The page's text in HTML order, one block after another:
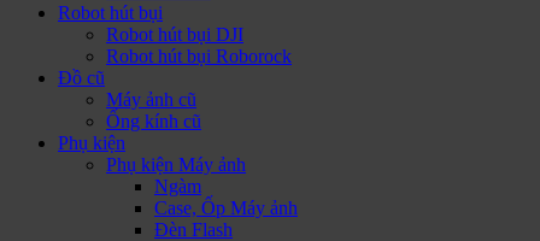
Robot hút bụi
Robot hút bụi DJI
Robot hút bụi Roborock
Đồ cũ
Máy ảnh cũ
Ống kính cũ
Phụ kiện
Phụ kiện Máy ảnh
Ngàm
Case, Ốp Máy ảnh
Đèn Flash